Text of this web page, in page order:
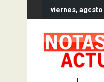
al
viernes,